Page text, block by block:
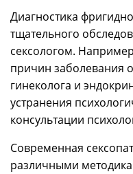
Диагностика
тщательного
сексологом.
причин заболевания
гинеколога и
устранения
консультации
Современная
различными